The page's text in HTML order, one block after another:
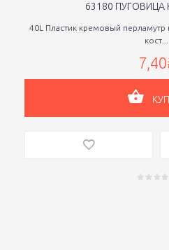
63180
40L Пластик кремовый
кост...